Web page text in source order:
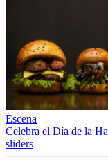
Escena
Celebra el Día de la
sliders